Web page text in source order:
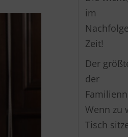
im
Zeit!
Der
der
Wenn zu
Tisch